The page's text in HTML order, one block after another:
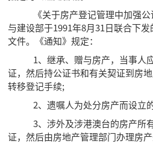
《关于房产登记管理中加强公
与建设部于1991年8月31日联合下
文件。《通知》规定：
1、继承、赠与房产，当事人
证，然后持公证书和有关契证到房
转移登记手续;
2、遗嘱人为处分房产而设立的
3、涉外及涉港澳台的房产所
证，然后由房地产管理部门办理房